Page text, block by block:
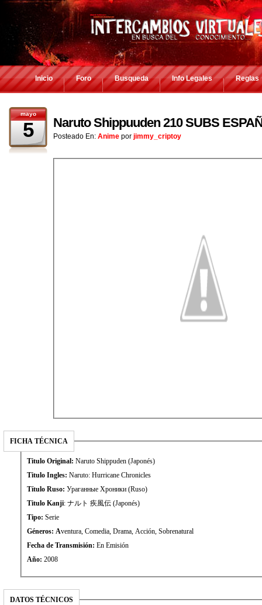
Inicio Foro Busqueda Info Legales Reglas
mayo
5 Naruto Shippuuden 210 SUBS
Posteado En: Anime por jimmy_criptoy
FICHA TÉCNICA
Titulo Original: Naruto Shippuden (Japonés)
Titulo Ingles:
Naruto: Hurricane Chronicles
Título Ruso: Ураганные Хроники (Ruso)
Titulo Kanji
: ナルト 疾風伝 (Japonés)
Tipo: Serie
Géneros: A
ventura, Comedia, Drama, Acción, Sobrenatural
Fecha de Transmisión:
En Emisión
Año: 2008
DATOS TÉCNICOS